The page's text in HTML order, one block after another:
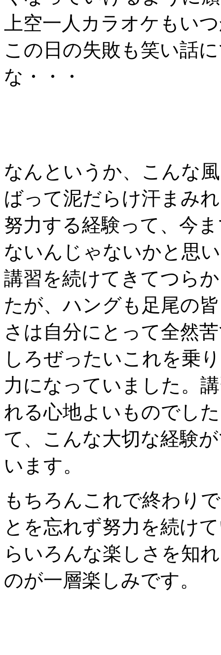
上空一人カラオケもい
この日の失敗も笑い話
な・・・
なんというか、こんな
ばって泥だらけ汗まみ
努力する経験って、今
ないんじゃないかと思
講習を続けてきてつら
たが、ハングも足尾の
さは自分にとって全然
しろぜったいこれを乗
力になっていました。
れる心地よいものでし
て、こんな大切な経験
います。
もちろんこれで終わり
とを忘れず努力を続け
らいろんな楽しさを知
のが一層楽しみです。